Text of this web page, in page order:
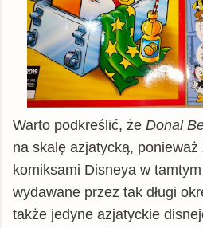
Warto podkreślić, że Donal
na skalę azjatycką,
komiksami Disneya w
wydawane przez tak długi
także jedyne azjatyckie